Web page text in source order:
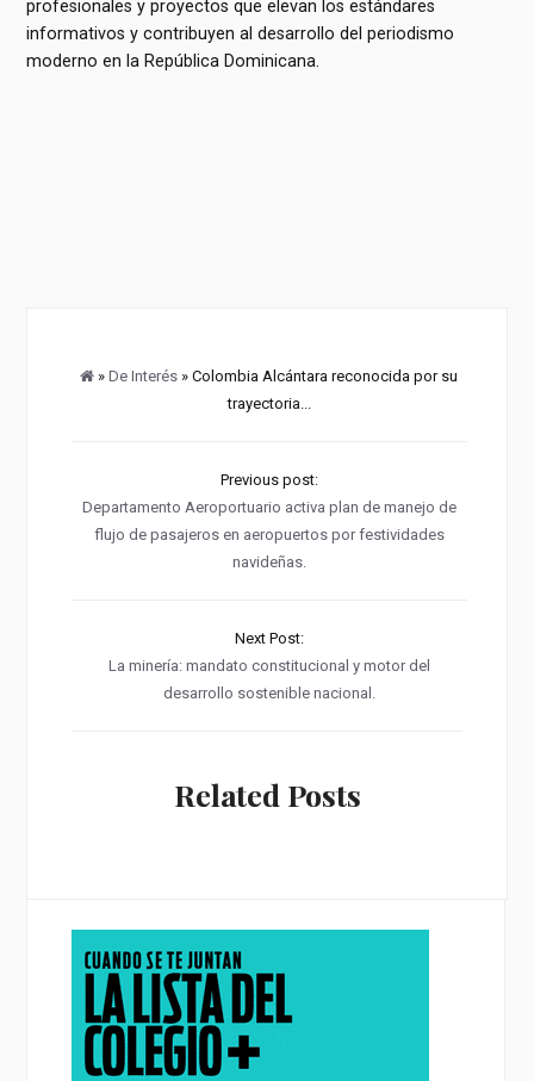
profesionales y proyectos que elevan los estándares
informativos y contribuyen al desarrollo del periodismo
moderno en la República Dominicana.
»De Interés » Colombia Alcántara reconocida por su
trayectoria...
Previous post:
Departamento Aeroportuario activa plan de manejo de
flujo de pasajeros en aeropuertos por festividades
navideñas.
Next Post:
La minería: mandato constitucional y motor del
desarrollo sostenible nacional.
Related Posts